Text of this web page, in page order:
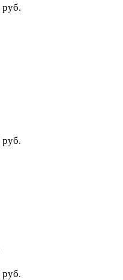
руб.
руб.
руб.